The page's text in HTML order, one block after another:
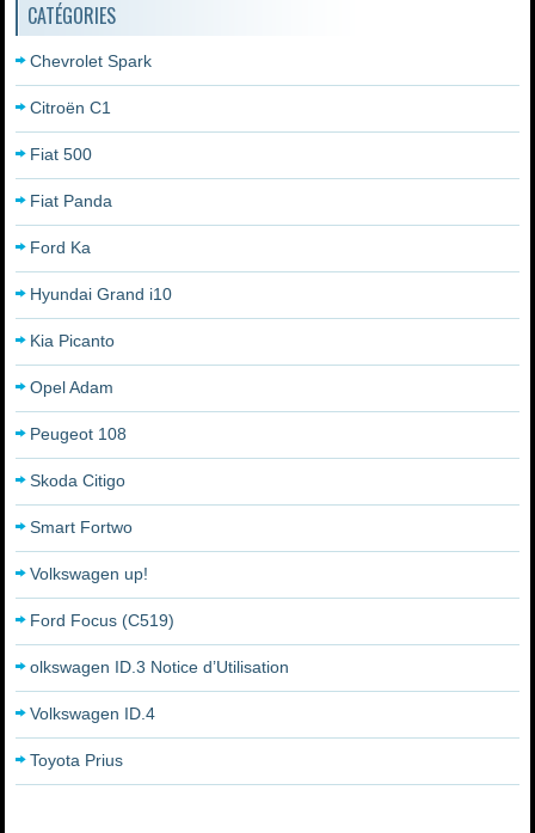
CATÉGORIES
Chevrolet Spark
Citroën C1
Fiat 500
Fiat Panda
Ford Ka
Hyundai Grand i10
Kia Picanto
Opel Adam
Peugeot 108
Skoda Citigo
Smart Fortwo
Volkswagen up!
Ford Focus (C519)
olkswagen ID.3 Notice d’Utilisation
Volkswagen ID.4
Toyota Prius